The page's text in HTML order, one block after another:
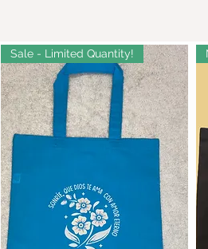
Sale - Limited Quantity!